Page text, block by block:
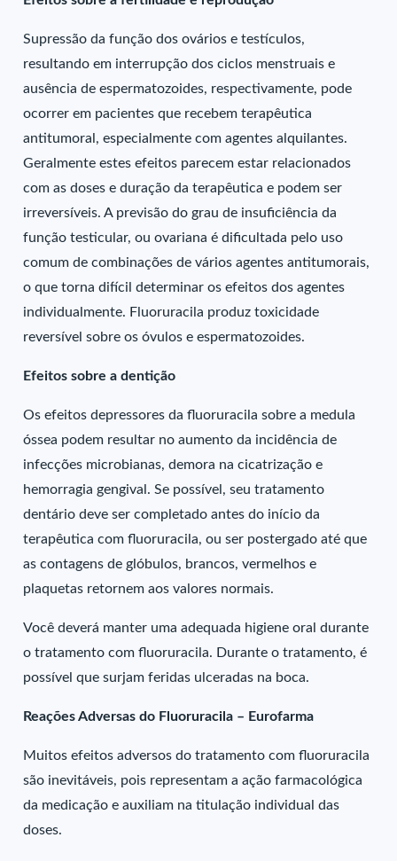
Supressão da função dos ovários e testículos,
resultando em interrupção dos ciclos menstruais e
ausência de espermatozoides, respectivamente, pode
ocorrer em pacientes que recebem terapêutica
antitumoral, especialmente com agentes alquilantes.
Geralmente estes efeitos parecem estar relacionados
com as doses e duração da terapêutica e podem ser
irreversíveis. A previsão do grau de insuficiência da
função testicular, ou ovariana é dificultada pelo uso
comum de combinações de vários agentes antitumorais,
o que torna difícil determinar os efeitos dos agentes
individualmente. Fluoruracila produz toxicidade
reversível sobre os óvulos e espermatozoides.
Efeitos sobre a dentição
Os efeitos depressores da fluoruracila sobre a medula
óssea podem resultar no aumento da incidência de
infecções microbianas, demora na cicatrização e
hemorragia gengival. Se possível, seu tratamento
dentário deve ser completado antes do início da
terapêutica com fluoruracila, ou ser postergado até que
as contagens de glóbulos, brancos, vermelhos e
plaquetas retornem aos valores normais.
Você deverá manter uma adequada higiene oral durante
o tratamento com fluoruracila. Durante o tratamento, é
possível que surjam feridas ulceradas na boca.
Reações Adversas do Fluoruracila – Eurofarma
Muitos efeitos adversos do tratamento com fluoruracila
são inevitáveis, pois representam a ação farmacológica
da medicação e auxiliam na titulação individual das
doses.